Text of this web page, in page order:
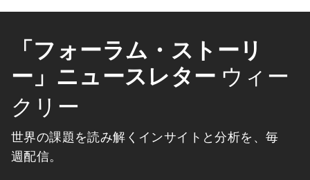
「フォーラム・ストーリ
ー」ニュースレター ウィー
クリー
世界の課題を読み解くインサイトと分析を、毎
週配信。